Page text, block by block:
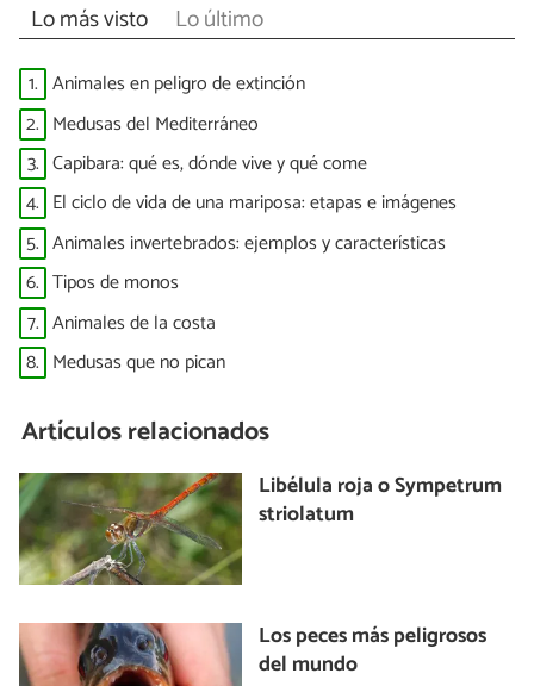
Lo más visto Lo último
1. Animales en peligro de extinción
2. Medusas del Mediterráneo
3. Capibara: qué es, dónde vive y qué come
4. El ciclo de vida de una mariposa: etapas e imágenes
5. Animales invertebrados: ejemplos y características
6. Tipos de monos
7. Animales de la costa
8. Medusas que no pican
Artículos relacionados
Libélula roja o Sympetrum
striolatum
Los peces más peligrosos
del mundo